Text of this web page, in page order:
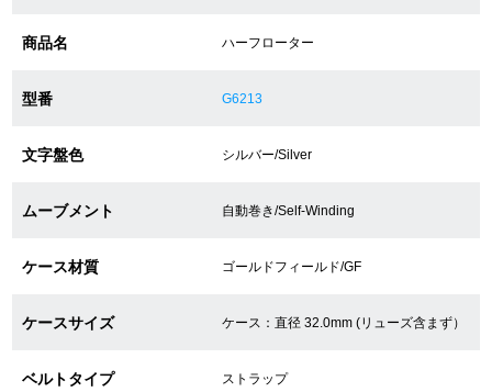
ショップサービス
保証・アフターサービス
ラッピングサービス
腕時計サイズ調整サービス
店舗受け取りサービス
商品名 ハーフローター
型番 G6213
文字盤色 シルバー/Silver
ムーブメント 自動巻き/Self-Winding
ケース材質 ゴールドフィールド/GF
ケースサイズ ケース：直径 32.0mm (リューズ含まず）
ベルトタイプ ストラップ